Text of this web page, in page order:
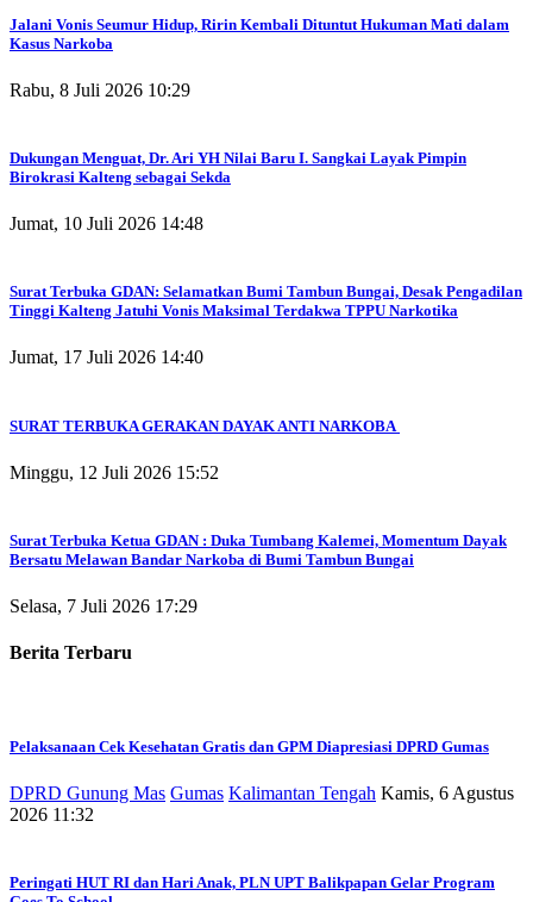
Jalani Vonis Seumur Hidup, Ririn Kembali Dituntut Hukuman Mati dalam
Kasus Narkoba
Rabu, 8 Juli 2026 10:29
Dukungan Menguat, Dr. Ari YH Nilai Baru I. Sangkai Layak Pimpin
Birokrasi Kalteng sebagai Sekda
Jumat, 10 Juli 2026 14:48
Surat Terbuka GDAN: Selamatkan Bumi Tambun Bungai, Desak Pengadilan
Tinggi Kalteng Jatuhi Vonis Maksimal Terdakwa TPPU Narkotika
Jumat, 17 Juli 2026 14:40
SURAT TERBUKA GERAKAN DAYAK ANTI NARKOBA
Minggu, 12 Juli 2026 15:52
Surat Terbuka Ketua GDAN : Duka Tumbang Kalemei, Momentum Dayak
Bersatu Melawan Bandar Narkoba di Bumi Tambun Bungai
Selasa, 7 Juli 2026 17:29
Berita Terbaru
Pelaksanaan Cek Kesehatan Gratis dan GPM Diapresiasi DPRD Gumas
DPRD Gunung Mas Gumas Kalimantan Tengah Kamis, 6 Agustus
2026 11:32
Peringati HUT RI dan Hari Anak, PLN UPT Balikpapan Gelar Program